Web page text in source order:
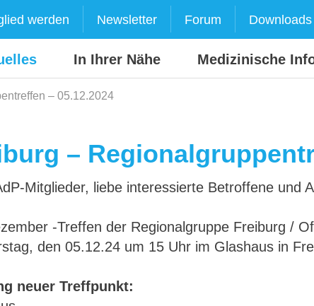
werden Newsletter Forum Downloads
In Ihrer Nähe Medizinische
– 05.12.2024
–
Mitglieder, liebe interessierte Betroffene und
-Treffen der Regionalgruppe Freiburg /
den 05.12.24 um 15 Uhr im Glashaus in
neuer Treffpunkt: